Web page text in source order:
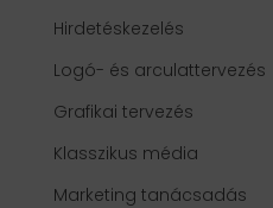
Hirdetéskezelés
Logó- és arculattervezés
Grafikai tervezés
Klasszikus média
Marketing tanácsadás